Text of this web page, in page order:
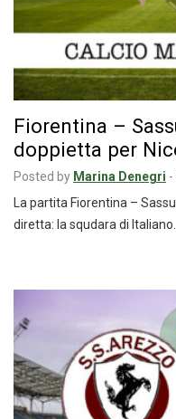
Fiorentina –
doppietta per
Posted by Marina Denegri -
La partita Fiorentina –
diretta: la squdara di Italiano…